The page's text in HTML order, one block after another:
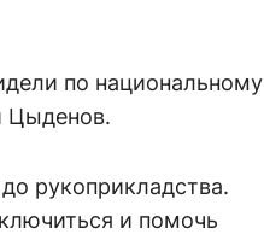
по национальному
Цыденов.
рукоприкладства.
и помочь